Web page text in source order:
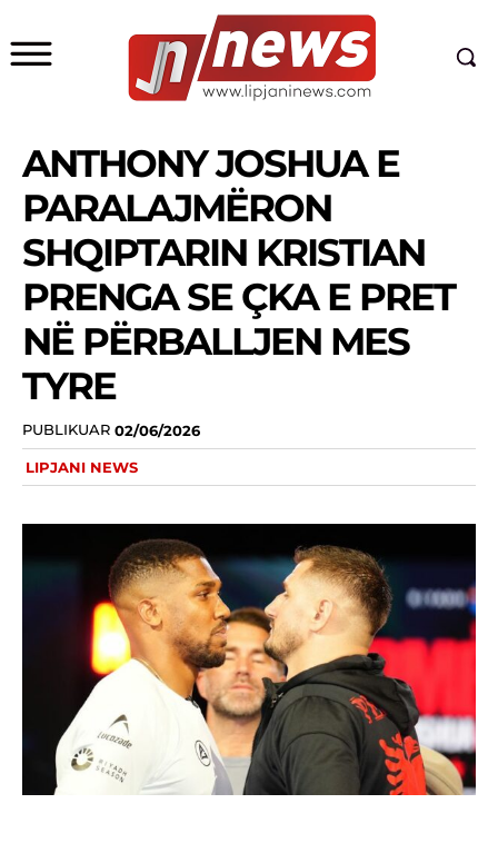
ANTHONY JOSHUA E
PARALAJMËRON
SHQIPTARIN KRISTIAN
PRENGA SE ÇKA E PRET
NË PËRBALLJEN MES
TYRE
PUBLIKUAR 02/06/2026
LIPJANI NEWS